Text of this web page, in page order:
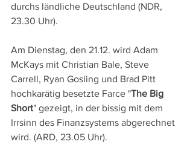
durchs ländliche Deutschland (NDR,
23.30 Uhr).
Am Dienstag, den 21.12. wird Adam
McKays mit Christian Bale, Steve
Carrell, Ryan Gosling und Brad Pitt
hochkarätig besetzte Farce "The Big
Short" gezeigt, in der bissig mit dem
Irrsinn des Finanzsystems abgerechnet
wird. (ARD, 23.05 Uhr).